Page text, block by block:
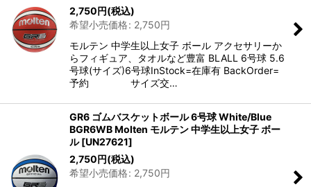
2,750円(税込)
希望小売価格: 2,750円
モルテン 中学生以上女子 ボール アクセサリーか
らフィギュア、タオルなど豊富 BLALL 6号球 5.6
号球(サイズ)6号球InStock=在庫有 BackOrder=
予約 サイズ交…
GR6 ゴムバスケットボール 6号球 White/Blue
BGR6WB Molten モルテン 中学生以上女子 ボー
ル [UN27621]
2,750円(税込)
希望小売価格: 2,750円